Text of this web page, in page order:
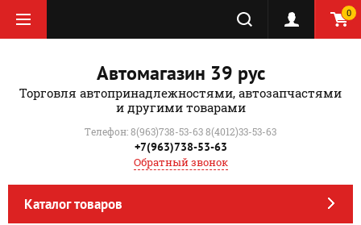
0
Автомагазин 39 рус
Торговля автопринадлежностями, автозапчастями
и другими товарами
Телефон: 8(963)738-53-63 8(4012)33-53-63
+7(963)738-53-63
Обратный звонок
Каталог товаров